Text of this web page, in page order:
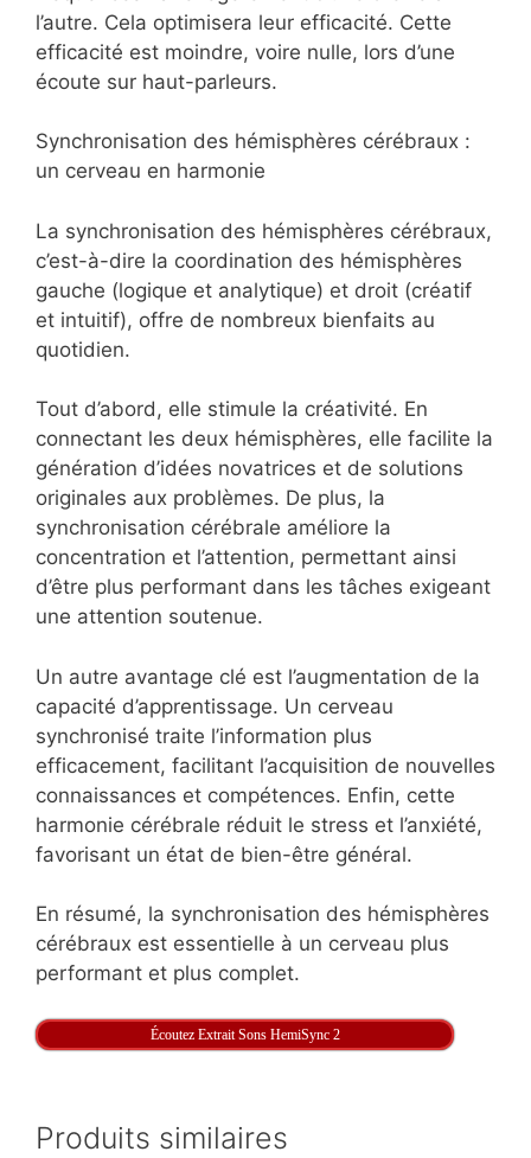
l’autre. Cela optimisera leur efficacité. Cette
efficacité est moindre, voire nulle, lors d’une
écoute sur haut-parleurs.
Synchronisation des hémisphères cérébraux :
un cerveau en harmonie
La synchronisation des hémisphères cérébraux,
c’est-à-dire la coordination des hémisphères
gauche (logique et analytique) et droit (créatif
et intuitif), offre de nombreux bienfaits au
quotidien.
Tout d’abord, elle stimule la créativité. En
connectant les deux hémisphères, elle facilite la
génération d’idées novatrices et de solutions
originales aux problèmes. De plus, la
synchronisation cérébrale améliore la
concentration et l’attention, permettant ainsi
d’être plus performant dans les tâches exigeant
une attention soutenue.
Un autre avantage clé est l’augmentation de la
capacité d’apprentissage. Un cerveau
synchronisé traite l’information plus
efficacement, facilitant l’acquisition de nouvelles
connaissances et compétences. Enfin, cette
harmonie cérébrale réduit le stress et l’anxiété,
favorisant un état de bien-être général.
En résumé, la synchronisation des hémisphères
cérébraux est essentielle à un cerveau plus
performant et plus complet.
Écoutez Extrait Sons HemiSync 2
Produits similaires